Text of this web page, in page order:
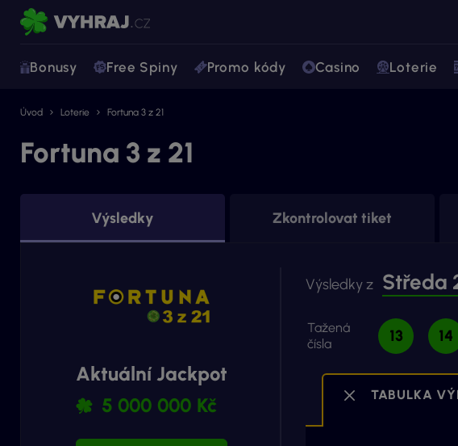
Bonusy Free Spiny Promo kódy Casino Loterie
Úvod Loterie Fortuna 3 z 21
Fortuna 3 z 21
Výsledky Zkontrolovat tiket
Aktuální Jackpot
5 000 000 Kč
Výsledky z Středa
Tažená
čísla
13 14
TABULKA